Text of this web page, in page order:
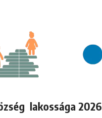
lakossága